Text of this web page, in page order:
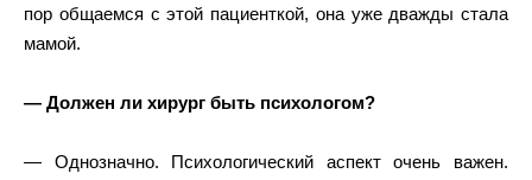
пор общаемся с этой пациенткой, она уже дважды стала
мамой.
— Должен ли хирург быть психологом?
— Однозначно. Психологический аспект очень важен.